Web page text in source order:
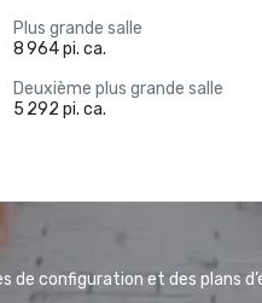
Plus grande salle
8 964 pi. ca.
Deuxième plus grande salle
5 292 pi. ca.
de configuration et des plans